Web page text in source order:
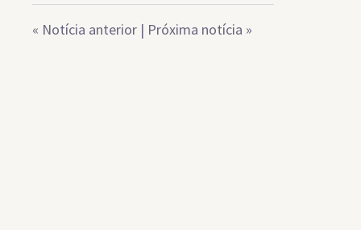
« Notícia anterior | Próxima notícia »